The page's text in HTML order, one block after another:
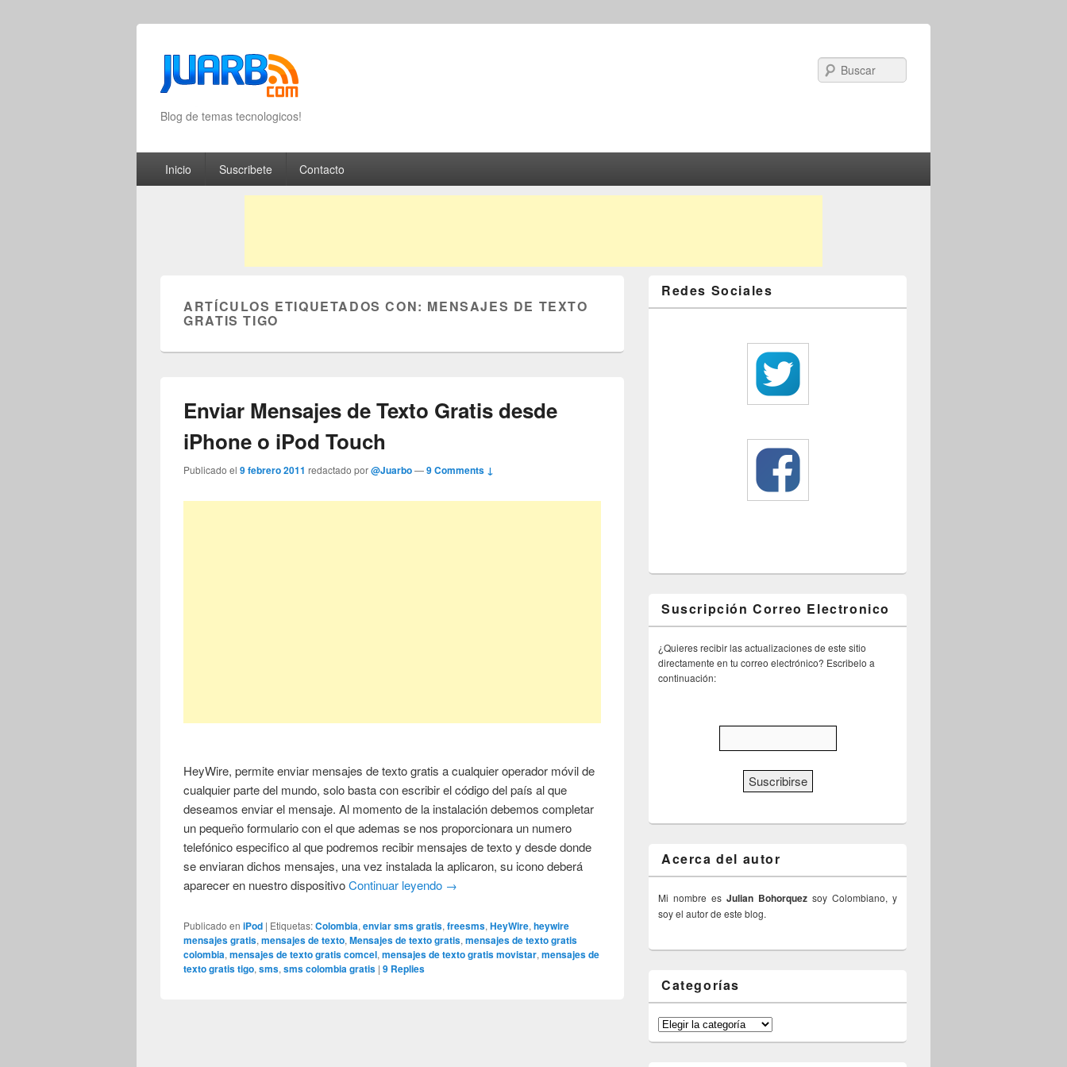
Blog de temas tecnologicos!
Primary menu
Skip to primary content
Skip to secondary content
Inicio Suscribete Contacto
ARTÍCULOS ETIQUETADOS CON: MENSAJES DE TEXTO
GRATIS TIGO
Enviar Mensajes de Texto Gratis desde
iPhone o iPod Touch
Publicado el9 febrero 2011 redactado por@Juarbo—9 Comments ↓
HeyWire, permite enviar mensajes de texto gratis a cualquier operador móvil de
cualquier parte del mundo, solo basta con escribir el código del país al que
deseamos enviar el mensaje. Al momento de la instalación debemos completar
un pequeño formulario con el que ademas se nos proporcionara un numero
telefónico especifico al que podremos recibir mensajes de texto y desde donde
se enviaran dichos mensajes, una vez instalada la aplicaron, su icono deberá
aparecer en nuestro dispositivoContinuar leyendo →
Publicado en iPod | Etiquetas:Colombia,enviar sms gratis,freesms,HeyWire,heywire
mensajes gratis,mensajes de texto,Mensajes de texto gratis,mensajes de texto gratis
colombia,mensajes de texto gratis comcel,mensajes de texto gratis movistar,mensajes de
texto gratis tigo,sms,sms colombia gratis |9 Replies
Redes Sociales
Suscripción Correo Electronico
¿Quieres recibir las actualizaciones de este sitio
directamente en tu correo electrónico? Escribelo a
continuación:
Acerca del autor
Mi nombre es Julian Bohorquez soy Colombiano, y
soy el autor de este blog.
Categorías
Categorías